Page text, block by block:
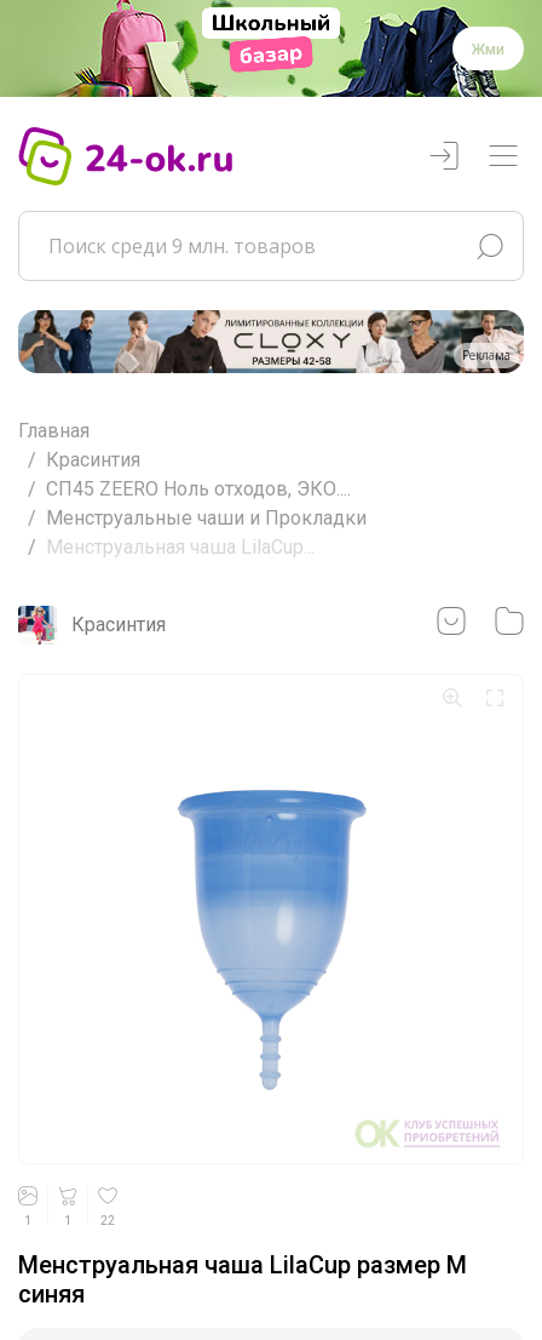
Жми
Реклама
Главная
Красинтия
СП45 ZEERO Ноль отходов, ЭКО....
Менструальные чаши и Прокладки
Менструальная чаша LilaCup...
Красинтия
1 1 22
Менструальная чаша LilaCup размер M
синяя